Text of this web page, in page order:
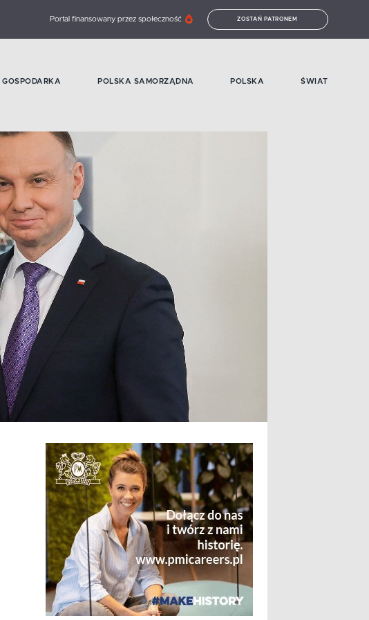
Portal finansowany przez społeczność ZOSTAŃ PATRONEM
GOSPODARKA POLSKA SAMORZĄDNA POLSKA ŚWIAT